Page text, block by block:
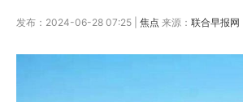
发布：2024-06-28 07:25 | 焦点 来源： 联合早报网